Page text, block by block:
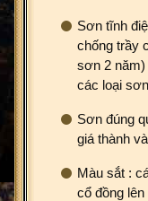
Sơn tĩnh
chống trầy
sơn 2 năm)
các loại
Sơn đúng
giá thành
Màu sắt :
cổ đồng